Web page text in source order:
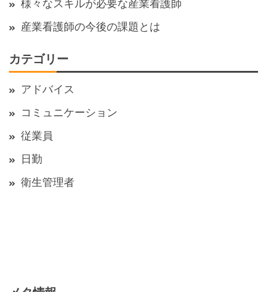
様々なスキルが必要な産業看護師
産業看護師の今後の課題とは
カテゴリー
アドバイス
コミュニケーション
従業員
日勤
衛生管理者